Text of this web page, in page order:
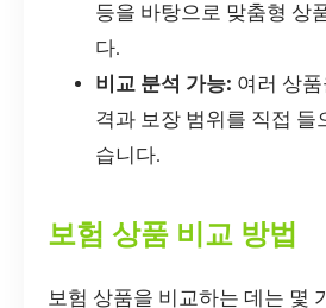
등을 바탕으로 맞춤형 상
다.
비교 분석 가능: 여러 상
격과 보장 범위를 직접 들
습니다.
보험 상품 비교 방법
보험 상품을 비교하는 데는 몇